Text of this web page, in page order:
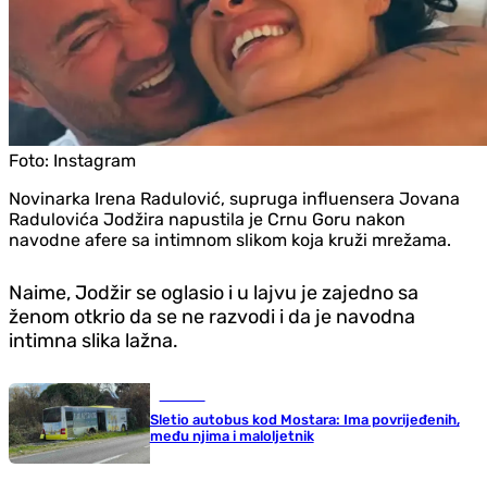
Foto: Instagram
Novinarka Irena Radulović, supruga influensera Jovana
Radulovića Jodžira napustila je Crnu Goru nakon
navodne afere sa intimnom slikom koja kruži mrežama.
Naime, Jodžir se oglasio i u lajvu je zajedno sa
ženom otkrio da se ne razvodi i da je navodna
intimna slika lažna.
Sletio autobus kod Mostara: Ima povrijeđenih,
među njima i maloljetnik